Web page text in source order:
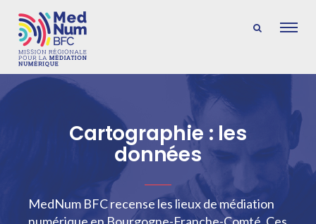
Cartographie : les
données
MedNum BFC recense les lieux de médiation